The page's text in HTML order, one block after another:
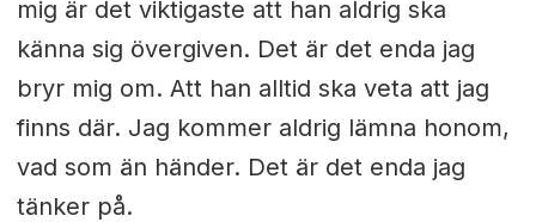
mig är det viktigaste att han aldrig ska
känna sig övergiven. Det är det enda jag
bryr mig om. Att han alltid ska veta att jag
finns där. Jag kommer aldrig lämna honom,
vad som än händer. Det är det enda jag
tänker på.